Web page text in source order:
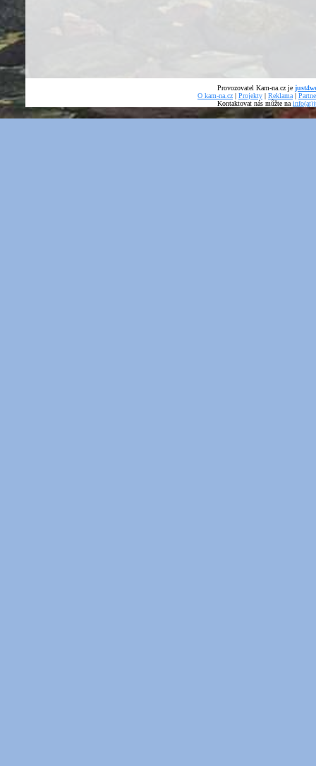
Provozovatel Kam-na.cz je
O kam-na.cz | Projekty | Reklama |
Kontaktovat nás můžte na